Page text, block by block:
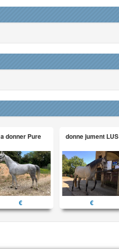
a donner Pure
€
donne jument LUS
€